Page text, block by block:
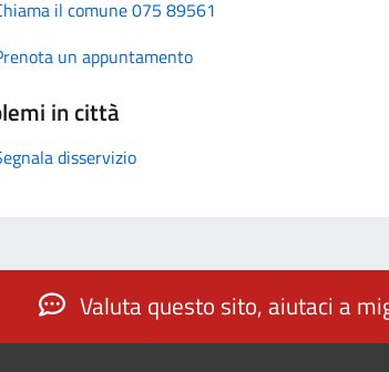
il comune 075 89561
un appuntamento
in città
disservizio
Valuta questo sito, aiutaci a